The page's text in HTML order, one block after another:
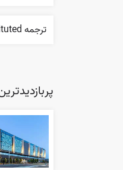
ترجمه reconstituted